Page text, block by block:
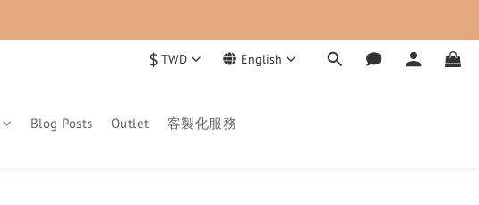
$ TWD English
Blog Posts Outlet 客製化服務